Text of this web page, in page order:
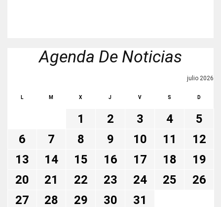
Agenda De Noticias
julio 2026
L M X J V S D
1 2 3 4
5
6
7 8 9 10 11
12
13
14 15 16 17 18
19
20
21 22 23 24 25
26
27
28 29 30 31